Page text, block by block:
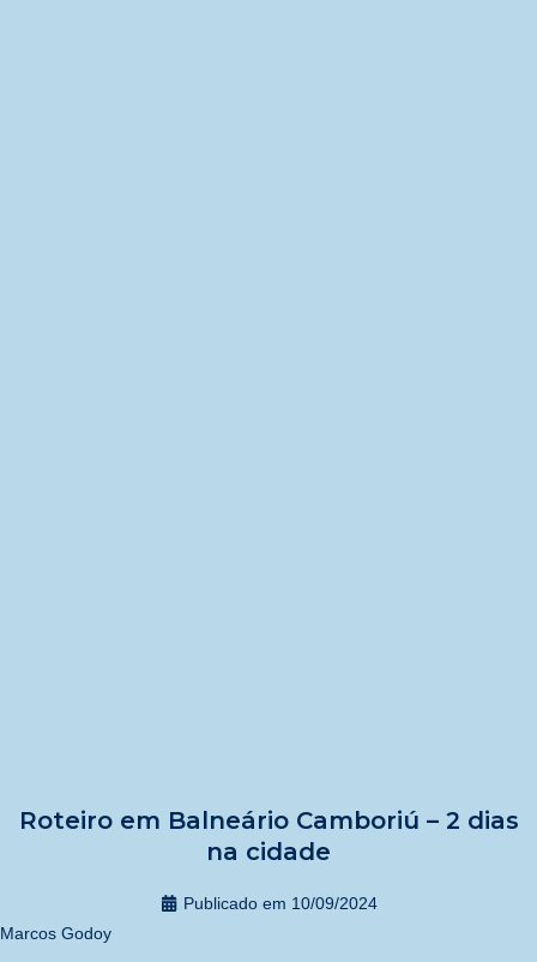
Roteiro em Balneário Camboriú – 2 dias
na cidade
Publicado em 10/09/2024
Marcos Godoy